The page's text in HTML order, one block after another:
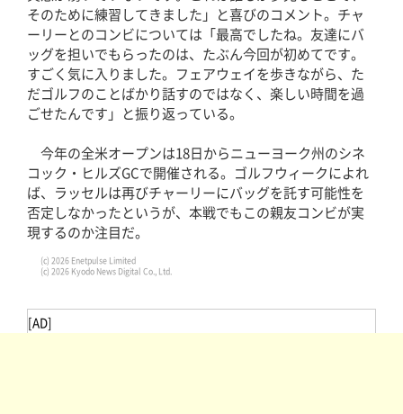
そのために練習してきました」と喜びのコメント。チャ
ーリーとのコンビについては「最高でしたね。友達にバ
ッグを担いでもらったのは、たぶん今回が初めてです。
すごく気に入りました。フェアウェイを歩きながら、た
だゴルフのことばかり話すのではなく、楽しい時間を過
ごせたんです」と振り返っている。
今年の全米オープンは18日からニューヨーク州のシネ
コック・ヒルズGCで開催される。ゴルフウィークによれ
ば、ラッセルは再びチャーリーにバッグを託す可能性を
否定しなかったというが、本戦でもこの親友コンビが実
現するのか注目だ。
(c) 2026 Enetpulse Limited
(c) 2026 Kyodo News Digital Co., Ltd.
[AD]